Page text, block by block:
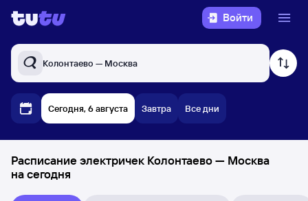
Войти
Колонтаево — Москва
Сегодня, 6 августа Завтра Все дни
Расписание электричек Колонтаево — Москва
на сегодня